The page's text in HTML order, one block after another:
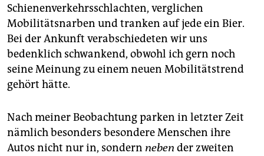
Schienenverkehrsschlachten, verglichen
Mobilitätsnarben und tranken auf jede ein Bier.
Bei der Ankunft verabschiedeten wir uns
bedenklich schwankend, obwohl ich gern noch
seine Meinung zu einem neuen Mobilitätstrend
gehört hätte.
Nach meiner Beobachtung parken in letzter Zeit
nämlich besonders besondere Menschen ihre
Autos nicht nur in, sondern neben der zweiten